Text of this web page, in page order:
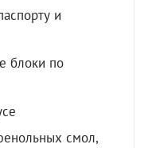
и
блоки по
смол,